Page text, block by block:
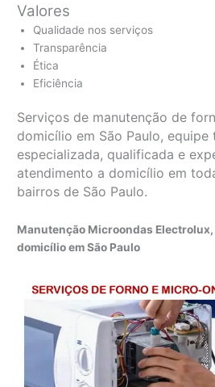
Valores
Qualidade nos serviços
Transparência
Ética
Eficiência
Serviços de manutenção de
domicílio em São Paulo, equipe
especializada, qualificada e
atendimento a domicílio em
bairros de São Paulo.
Manutenção Microondas
domicílio em São Paulo